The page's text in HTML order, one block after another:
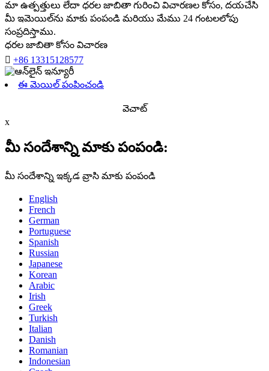
మా ఉత్పత్తులు లేదా ధరల జాబితా గురించి విచారణల కోసం, దయచేసి
మీ ఇమెయిల్‌ను మాకు పంపండి మరియు మేము 24 గంటలలోపు
సంప్రదిస్తాము.
ధరల జాబితా కోసం విచారణ
 +86 13315128577
ఈ మెయిల్ పంపించండి
వెచాట్
x
మీ సందేశాన్ని మాకు పంపండి:
మీ సందేశాన్ని ఇక్కడ వ్రాసి మాకు పంపండి
English
French
German
Portuguese
Spanish
Russian
Japanese
Korean
Arabic
Irish
Greek
Turkish
Italian
Danish
Romanian
Indonesian